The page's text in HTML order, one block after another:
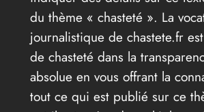
du thème « chasteté ». La
journalistique de chastete.fr
de chasteté dans la
absolue en vous offrant la
tout ce qui est publié sur ce